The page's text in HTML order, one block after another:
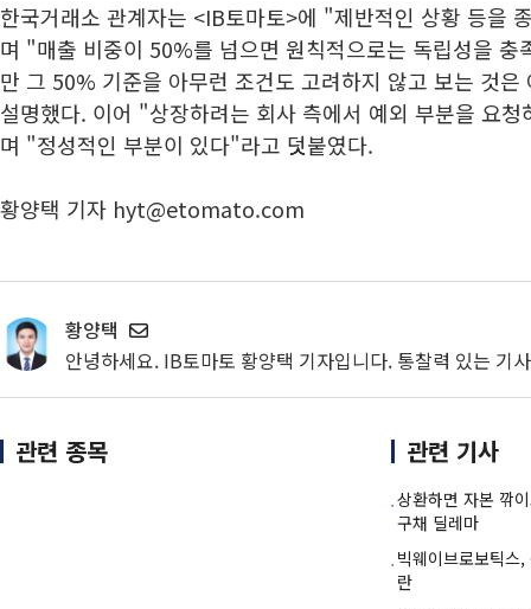
한국거래소 관계자는 <IB토마토>에 "제반적인 상황 등을
며 "매출 비중이 50%를 넘으면 원칙적으로는 독립성을 충
만 그 50% 기준을 아무런 조건도 고려하지 않고 보는 것
설명했다. 이어 "상장하려는 회사 측에서 예외 부분을 요
며 "정성적인 부분이 있다"라고 덧붙였다.
황양택 기자 hyt@etomato.com
황양택
안녕하세요. IB토마토 황양택 기자입니다. 통찰력 있는 기
관련 종목 관련 기사
상환하면 자본 깎
구채 딜레마
빅웨이브로보틱스
란